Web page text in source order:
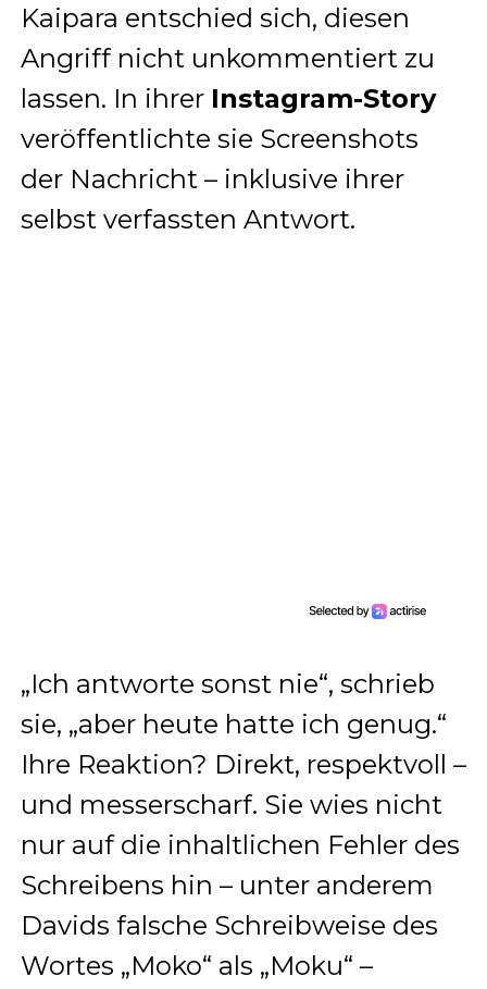
Kaipara entschied sich, diesen
Angriff nicht unkommentiert zu
lassen. In ihrer Instagram-Story
veröffentlichte sie Screenshots
der Nachricht – inklusive ihrer
selbst verfassten Antwort.
„Ich antworte sonst nie“, schrieb
sie, „aber heute hatte ich genug.“
Ihre Reaktion? Direkt, respektvoll –
und messerscharf. Sie wies nicht
nur auf die inhaltlichen Fehler des
Schreibens hin – unter anderem
Davids falsche Schreibweise des
Wortes „Moko“ als „Moku“ –